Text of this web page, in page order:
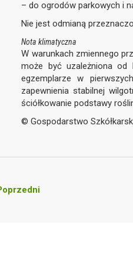
– do ogrodów parkowych i
Nie jest odmianą
Nota klimatyczna
W warunkach zmiennego
może być uzależniona od
egzemplarze w
zapewnienia stabilnej
ściółkowanie podstawy
© Gospodarstwo